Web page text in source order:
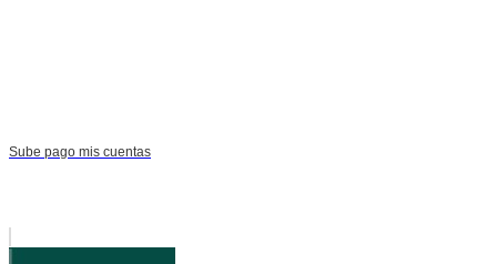
Sube pago mis cuentas